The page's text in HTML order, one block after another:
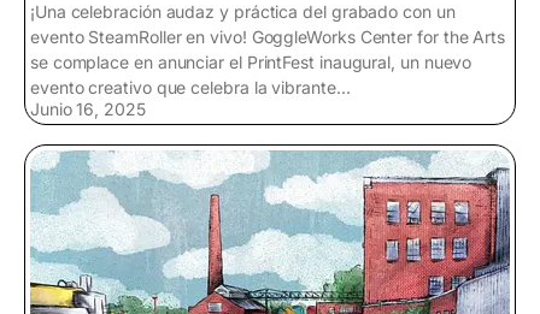
¡Una celebración audaz y práctica del grabado con un
evento SteamRoller en vivo! GoggleWorks Center for the Arts
se complace en anunciar el PrintFest inaugural, un nuevo
evento creativo que celebra la vibrante...
Junio 16, 2025